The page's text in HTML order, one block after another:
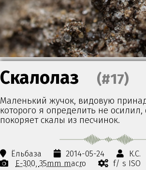
Скалолаз (#17)
Маленький жучок, видовую
которого я определить не осилил,
покоряет скалы из песчинок.
Ёльбаза 2014-05-24
К.С.
E-300 35mm macro
f/ s ISO